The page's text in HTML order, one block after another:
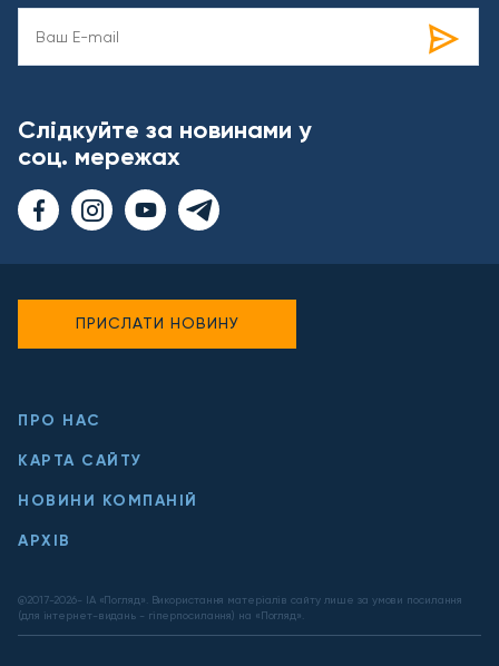
Слідкуйте за новинами у
соц. мережах
ПРО НАС
КАРТА САЙТУ
НОВИНИ КОМПАНІЙ
АРХІВ
@2017-2026- ІА «Погляд». Використання матеріалів сайту лише за умови посилання
(для інтернет-видань - гіперпосилання) на «Погляд».
ПРИСЛАТИ НОВИНУ